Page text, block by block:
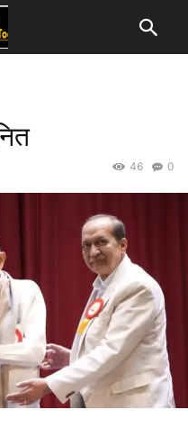
0
46